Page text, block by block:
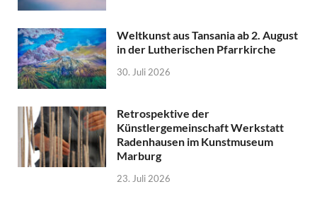
Weltkunst aus Tansania ab 2. August
in der Lutherischen Pfarrkirche
30. Juli 2026
Retrospektive der
Künstlergemeinschaft Werkstatt
Radenhausen im Kunstmuseum
Marburg
23. Juli 2026